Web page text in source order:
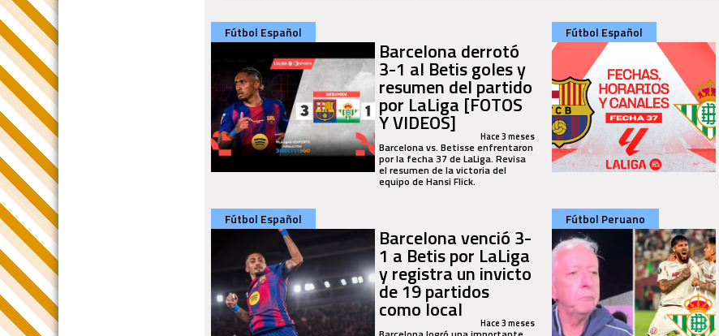
Fútbol Español
Barcelona derrotó
3-1 al Betis goles y
resumen del partido
por LaLiga [FOTOS
Y VIDEOS] Hace 3 meses
Barcelona vs. Betisse enfrentaron
por la fecha 37 de LaLiga. Revisa
el resumen de la victoria del
equipo de Hansi Flick.
Fútbol Español
Fútbol Español
Barcelona venció 3-
1 a Betis por LaLiga
y registra un invicto
de 19 partidos
como local Hace 3 meses
Fútbol Peruano